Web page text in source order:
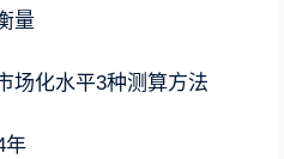
量
场化水平3种测算方法
年